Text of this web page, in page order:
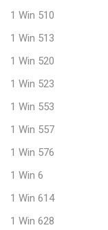
1 Win 510
1 Win 513
1 Win 520
1 Win 523
1 Win 553
1 Win 557
1 Win 576
1 Win 6
1 Win 614
1 Win 628